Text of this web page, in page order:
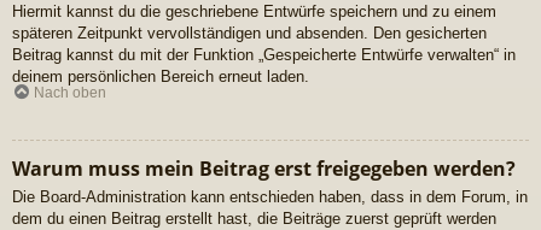
Hiermit kannst du die geschriebene Entwürfe speichern und zu einem
späteren Zeitpunkt vervollständigen und absenden. Den gesicherten
Beitrag kannst du mit der Funktion „Gespeicherte Entwürfe verwalten“ in
deinem persönlichen Bereich erneut laden.
Nach oben
Warum muss mein Beitrag erst freigegeben werden?
Die Board-Administration kann entschieden haben, dass in dem Forum, in
dem du einen Beitrag erstellt hast, die Beiträge zuerst geprüft werden